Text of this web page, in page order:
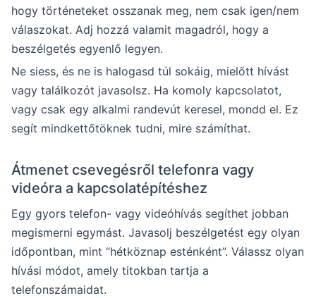
hogy történeteket osszanak meg, nem csak igen/nem
válaszokat. Adj hozzá valamit magadról, hogy a
beszélgetés egyenlő legyen.
Ne siess, és ne is halogasd túl sokáig, mielőtt hívást
vagy találkozót javasolsz. Ha komoly kapcsolatot,
vagy csak egy alkalmi randevút keresel, mondd el. Ez
segít mindkettőtöknek tudni, mire számíthat.
Átmenet csevegésről telefonra vagy
videóra a kapcsolatépítéshez
Egy gyors telefon- vagy videóhívás segíthet jobban
megismerni egymást. Javasolj beszélgetést egy olyan
időpontban, mint “hétköznap esténként”. Válassz olyan
hívási módot, amely titokban tartja a
telefonszámaidat.